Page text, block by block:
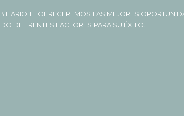
TE OFRECEREMOS LAS MEJORES
DIFERENTES FACTORES PARA SU ÉXITO.